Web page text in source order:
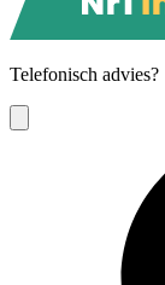
Telefonisch advies?